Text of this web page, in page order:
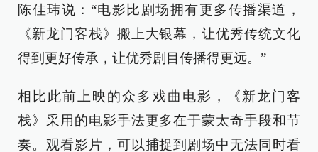
陈佳玮说：“电影比剧场拥有更多传播渠道，
《新龙门客栈》搬上大银幕，让优秀传统文化
得到更好传承，让优秀剧目传播得更远。”
相比此前上映的众多戏曲电影，《新龙门客
栈》采用的电影手法更多在于蒙太奇手段和节
奏。观看影片，可以捕捉到剧场中无法同时看